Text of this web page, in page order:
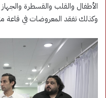
الأطفال والقلب والقسطرة
وكذلك تفقد المعروضات في